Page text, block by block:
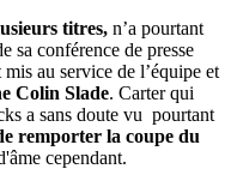
titres, n’a pourtant
sa conférence de presse
au service de l’équipe et
Colin Slade. Carter qui
a sans doute vu pourtant
remporter la coupe du
cependant.